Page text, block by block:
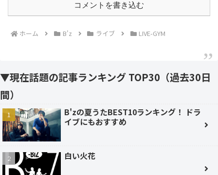
コメントを書き込む
ホーム B'z ライブ LIVE-GYM
▼現在話題の記事ランキング TOP30（過去30日
間）
B'zの夏うたBEST10ランキング！ ドラ
イブにもおすすめ
白い火花